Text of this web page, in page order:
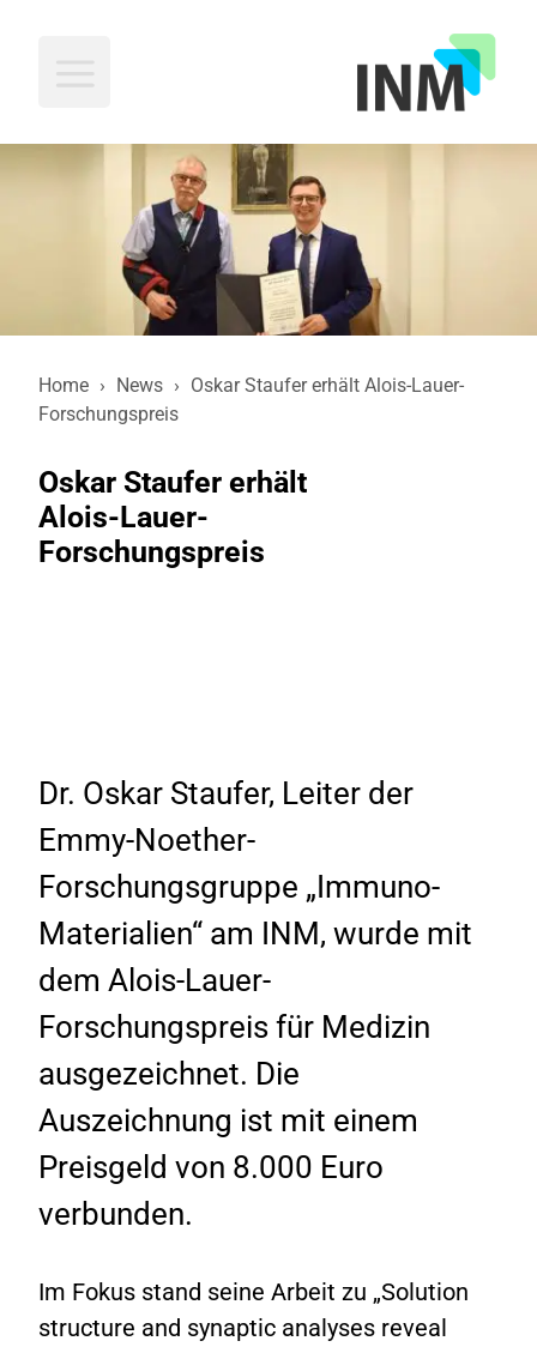
Home › News › Oskar Staufer erhält Alois-Lauer-
Forschungspreis
Oskar Staufer erhält
Alois-Lauer-
Forschungspreis
Dr. Oskar Staufer, Leiter der
Emmy-Noether-
Forschungsgruppe „Immuno-
Materialien“ am INM, wurde mit
dem Alois-Lauer-
Forschungspreis für Medizin
ausgezeichnet. Die
Auszeichnung ist mit einem
Preisgeld von 8.000 Euro
verbunden.
Im Fokus stand seine Arbeit zu „Solution
structure and synaptic analyses reveal